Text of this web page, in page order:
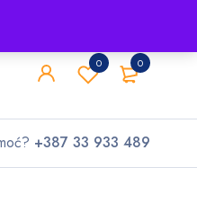
0
0
+387 33 933 489